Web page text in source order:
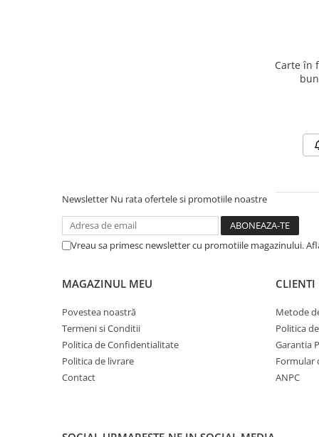
Carte în
Newsletter Nu rata ofertele si promotiile noastre
Vreau sa primesc newsletter cu promotiile magazinului.
MAGAZINUL MEU
Povestea noastră
Termeni si Conditii
Politica de Confidentialitate
Politica de livrare
Contact
CLIENTI
Metode
Politica
Garantia
Formular
ANPC